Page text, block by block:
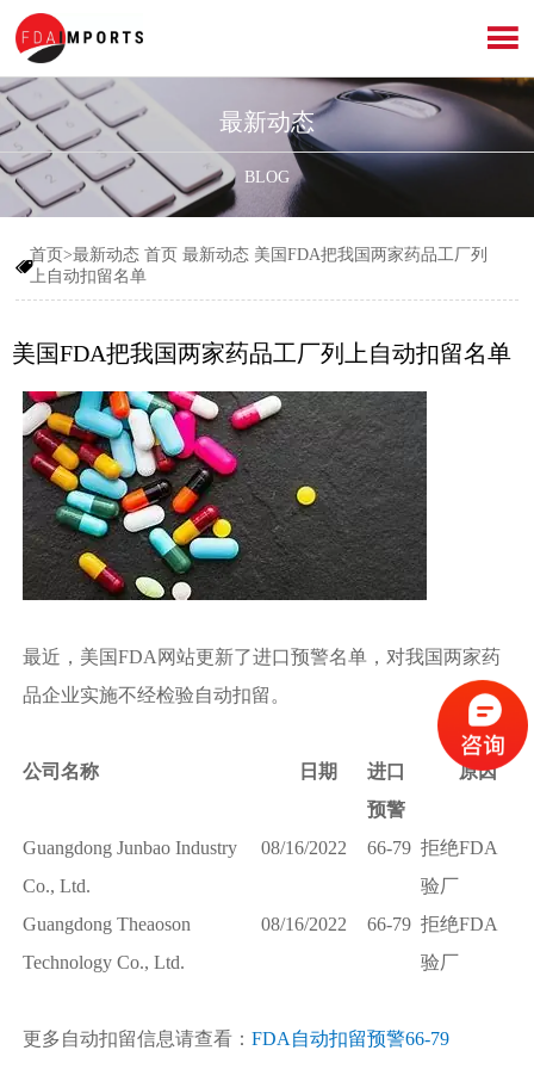

最新动态
BLOG

首页>最新动态首页 最新动态 美国FDA把我国两家药品工厂列
上自动扣留名单
美国FDA把我国两家药品工厂列上自动扣留名单
最近，美国FDA网站更新了进口预警名单，对我国两家药
品企业实施不经检验自动扣留。
公司名称 日期
进口
预警
原因
Guangdong Junbao Industry
Co., Ltd.
08/16/2022 66-79 拒绝FDA
验厂
Guangdong Theaoson
Technology Co., Ltd.
08/16/2022 66-79 拒绝FDA
验厂
更多自动扣留信息请查看： FDA自动扣留预警66-79